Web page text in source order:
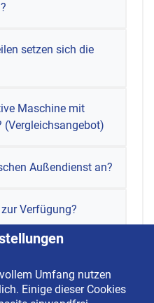
setzen sich die
Maschine mit
(Vergleichsangebot)
Außendienst an?
Verfügung?
Umfang nutzen
Einige dieser Cookies